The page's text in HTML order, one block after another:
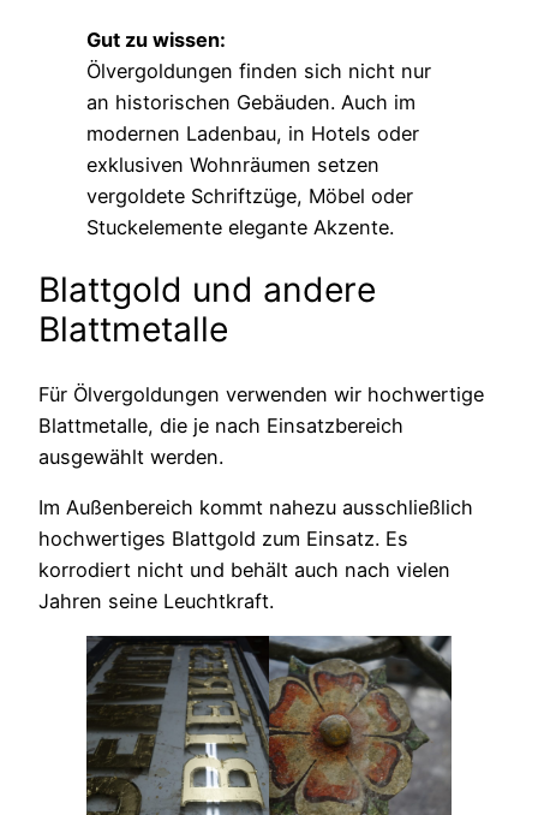
Gut zu wissen:
Ölvergoldungen finden sich nicht nur
an historischen Gebäuden. Auch im
modernen Ladenbau, in Hotels oder
exklusiven Wohnräumen setzen
vergoldete Schriftzüge, Möbel oder
Stuckelemente elegante Akzente.
Blattgold und andere
Blattmetalle
Für Ölvergoldungen verwenden wir hochwertige
Blattmetalle, die je nach Einsatzbereich
ausgewählt werden.
Im Außenbereich kommt nahezu ausschließlich
hochwertiges Blattgold zum Einsatz. Es
korrodiert nicht und behält auch nach vielen
Jahren seine Leuchtkraft.